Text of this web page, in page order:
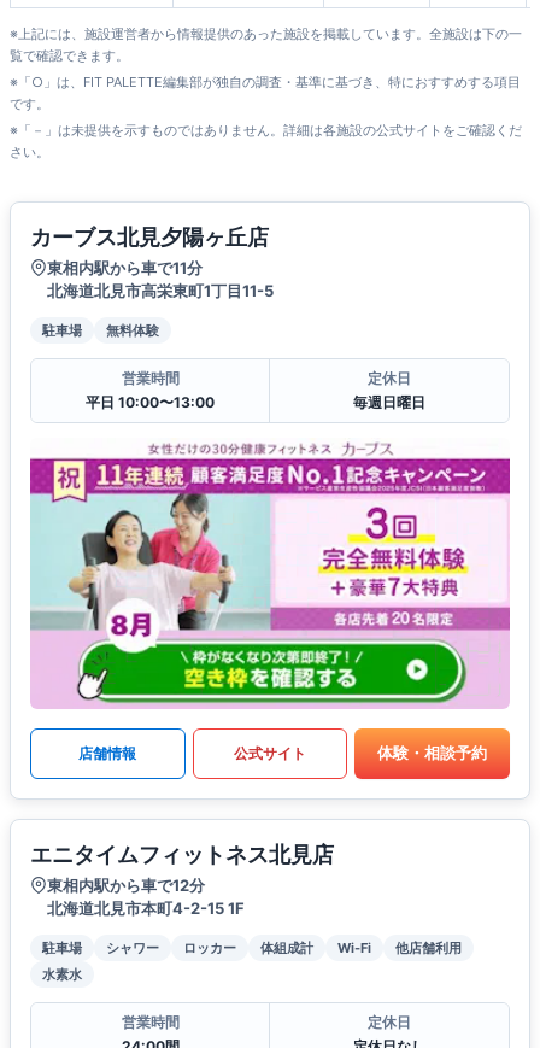
※上記には、施設運営者から情報提供のあった施設を掲載しています。全施設は下の一
覧で確認できます。
※「○」は、FIT PALETTE編集部が独自の調査・基準に基づき、特におすすめする項目
です。
※「－」は未提供を示すものではありません。詳細は各施設の公式サイトをご確認くだ
さい。
カーブス北見夕陽ヶ丘店
東相内駅から車で11分
北海道北見市高栄東町1丁目11-5
駐車場 無料体験
営業時間
平日 10:00〜13:00
定休日
毎週日曜日
店舗情報 公式サイト 体験・相談予約
エニタイムフィットネス北見店
東相内駅から車で12分
北海道北見市本町4-2-15 1F
駐車場 シャワー ロッカー 体組成計 Wi-Fi
他店舗利用
水素水
営業時間
定休日